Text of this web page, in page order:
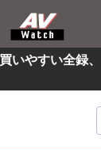
いやすい全録、